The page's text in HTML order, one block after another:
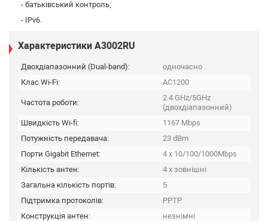
- батьківський контроль;
- IPv6.
Характеристики A3002RU
Двохдіапазонний (Dual-band):
одночасно
Клас Wi-Fi:
AC1200
Частота роботи:
2.4 GHz/5GHz
(двохдіапазонний)
Швидкість Wi-fi:
1167 Mbps
Потужність передавача:
23 dBm
Порти Gigabit Ethernet:
4 x 10/100/1000Mbps
Кількість антен:
4 х зовнішні
Загальна кількість портів:
5
Підтримка протоколів:
PPTP
Конструкція антен:
незнімні